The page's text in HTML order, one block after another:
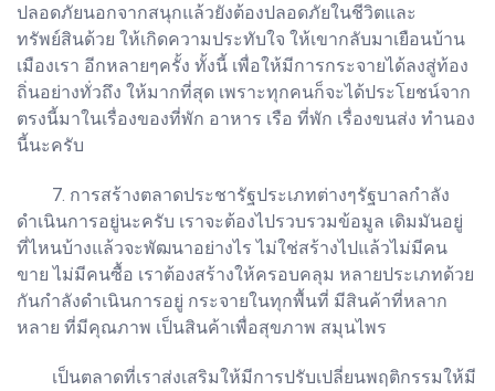
ปลอดภัยนอกจากสนุกแล้วยังต้องปลอดภัยในชีวิตและ
ทรัพย์สินด้วย ให้เกิดความประทับใจ ให้เขากลับมาเยือนบ้าน
เมืองเรา อีกหลายๆครั้ง ทั้งนี้ เพื่อให้มีการกระจายได้ลงสู่ท้อง
ถิ่นอย่างทั่วถึง ให้มากที่สุด เพราะทุกคนก็จะได้ประโยชน์จาก
ตรงนี้มาในเรื่องของที่พัก อาหาร เรือ ที่พัก เรื่องขนส่ง ทำนอง
นี้นะครับ
7. การสร้างตลาดประชารัฐประเภทต่างๆรัฐบาลกำลัง
ดำเนินการอยู่นะครับ เราจะต้องไปรวบรวมข้อมูล เดิมมันอยู่
ที่ไหนบ้างแล้วจะพัฒนาอย่างไร ไม่ใช่สร้างไปแล้วไม่มีคน
ขาย ไม่มีคนซื้อ เราต้องสร้างให้ครอบคลุม หลายประเภทด้วย
กันกำลังดำเนินการอยู่ กระจายในทุกพื้นที่ มีสินค้าที่หลาก
หลาย ที่มีคุณภาพ เป็นสินค้าเพื่อสุขภาพ สมุนไพร
เป็นตลาดที่เราส่งเสริมให้มีการปรับเปลี่ยนพฤติกรรมให้มี